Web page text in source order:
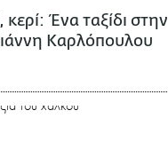
Ένα ταξίδι στην
Καρλόπουλου